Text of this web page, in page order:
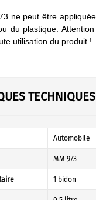
ne peut être
du plastique.
utilisation du produit !
Automobile
MM 973
1 bidon